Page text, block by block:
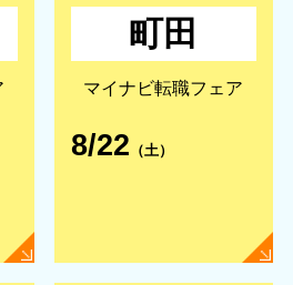
町田
マイナビ転職フェア
8/22 （土）